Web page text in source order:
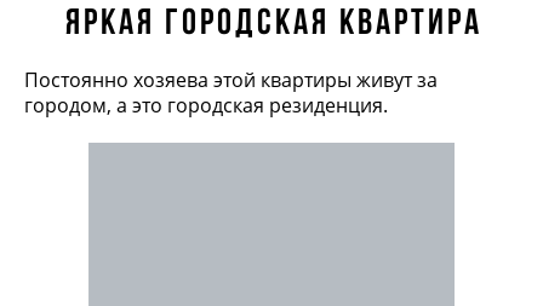
яркая городская квартира
Постоянно хозяева этой квартиры живут за
городом, а это городская резиденция.